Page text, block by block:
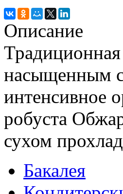
Описание
Традиционная
насыщенным
интенсивное
робуста
сухом
Бакалея